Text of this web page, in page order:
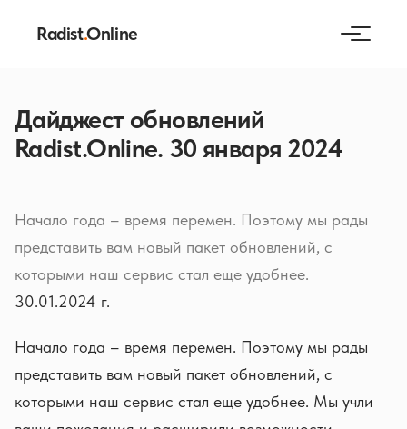
Radist.Online
Дайджест обновлений
Radist.Online. 30 января 2024
Начало года – время перемен. Поэтому мы рады
представить вам новый пакет обновлений, с
которыми наш сервис стал еще удобнее.
30.01.2024 г.
Начало года – время перемен. Поэтому мы рады
представить вам новый пакет обновлений, с
которыми наш сервис стал еще удобнее. Мы учли